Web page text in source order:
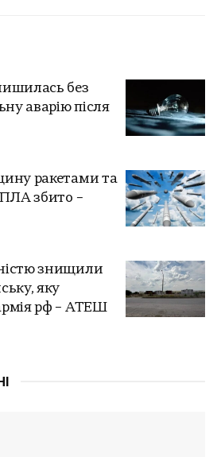
без
аварію після
ракетами та
збито –
знищили
яку
рф – АТЕШ